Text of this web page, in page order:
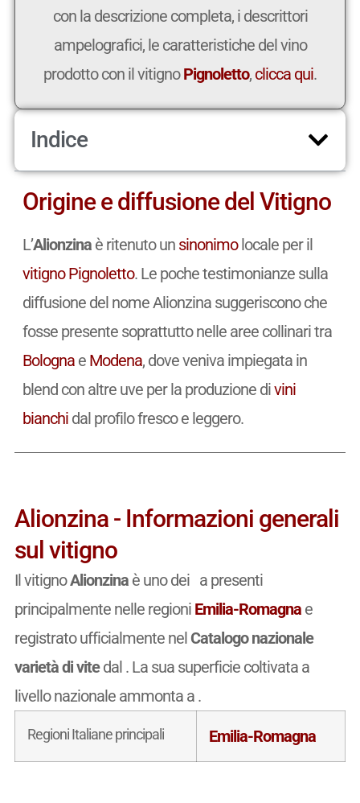
con la descrizione completa, i descrittori
ampelografici, le caratteristiche del vino
prodotto con il vitignoPignoletto, clicca qui.
Indice
Origine e diffusione del Vitigno
L’Alionzinaè ritenuto un sinonimolocale per il
vitigno Pignoletto. Le poche testimonianze sulla
diffusione del nome Alionzina suggeriscono che
fosse presente soprattutto nelle aree collinari tra
Bolognae Modena, dove veniva impiegata in
blend con altre uve per la produzione divini
bianchidal profilo fresco e leggero.
Alionzina - Informazioni generali
sul vitigno
Il vitignoAlionzina è uno dei a presenti
principalmente nelle regioni Emilia-Romagnae
registrato ufficialmente nel Catalogo nazionale
varietà di vitedal . La sua superficie coltivata a
livello nazionale ammonta a .
Regioni Italiane principali Emilia-Romagna